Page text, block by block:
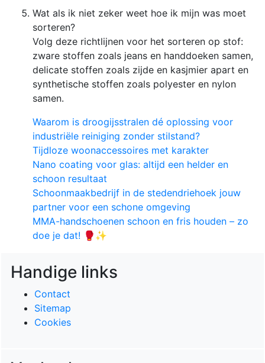
Wat als ik niet zeker weet hoe ik mijn was moet
sorteren?
Volg deze richtlijnen voor het sorteren op stof:
zware stoffen zoals jeans en handdoeken samen,
delicate stoffen zoals zijde en kasjmier apart en
synthetische stoffen zoals polyester en nylon
samen.
Waarom is droogijsstralen dé oplossing voor
industriële reiniging zonder stilstand?
Tijdloze woonaccessoires met karakter
Nano coating voor glas: altijd een helder en
schoon resultaat
Schoonmaakbedrijf in de stedendriehoek jouw
partner voor een schone omgeving
MMA-handschoenen schoon en fris houden – zo
doe je dat! 🥊✨
Handige links
Contact
Sitemap
Cookies